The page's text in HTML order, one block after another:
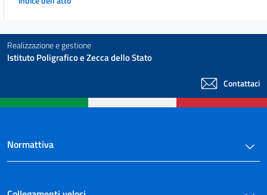
Realizzazione e gestione
Istituto Poligrafico e Zecca dello Stato
Contattaci
Normattiva